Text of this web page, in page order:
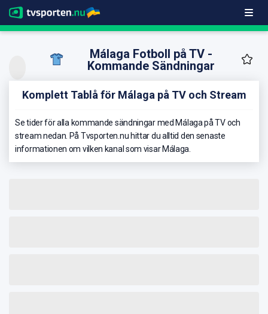
Málaga Fotboll på TV -
Kommande Sändningar
Komplett Tablå för Málaga på TV och Stream
Se tider för alla kommande sändningar med Málaga på TV och
stream nedan. På Tvsporten.nu hittar du alltid den senaste
informationen om vilken kanal som visar Málaga.